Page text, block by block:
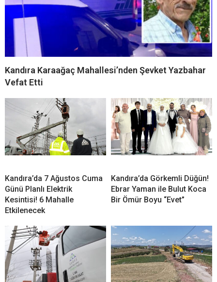
Kandıra Karaağaç Mahallesi’nden Şevket Yazbahar
Vefat Etti
Kandıra’da 7 Ağustos Cuma
Günü Planlı Elektrik
Kesintisi! 6 Mahalle
Etkilenecek
Kandıra’da Görkemli Düğün!
Ebrar Yaman ile Bulut Koca
Bir Ömür Boyu “Evet”